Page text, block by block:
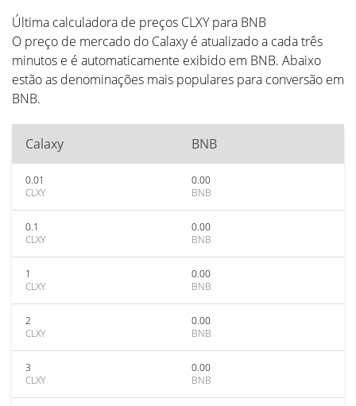
Última calculadora de preços CLXY para BNB
O preço de mercado do Calaxy é atualizado a cada três
minutos e é automaticamente exibido em BNB. Abaixo
estão as denominações mais populares para conversão em
BNB.
Calaxy BNB
0.01
CLXY
0.00
BNB
0.1
CLXY
0.00
BNB
1
CLXY
0.00
BNB
2
CLXY
0.00
BNB
3
CLXY
0.00
BNB